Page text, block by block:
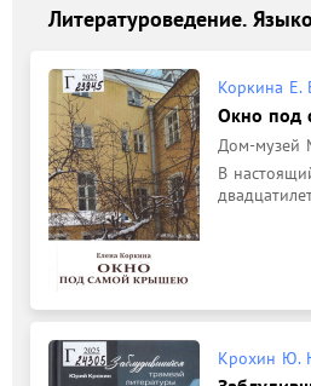
Литературоведение.
Коркина Е.
Окно под
Дом-музей
В
Крохин Ю.